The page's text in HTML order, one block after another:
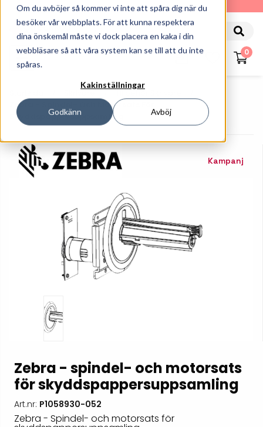
Om du avböjer så kommer vi inte att spåra dig när du
besöker vår webbplats. För att kunna respektera
dina önskemål måste vi dock placera en kaka i din
webbläsare så att våra system kan se till att du inte
spåras.
Kakinställningar
Godkänn Avböj
010-162 61 90
0
Skrivare
Tillbehör Skrivare
Zebra - Spindel- Och Motorsats För
Skyddspappersuppsamling
Kampanj
Zebra - spindel- och motorsats
för skyddspappersuppsamling
Art.nr: P1058930-052
Zebra - Spindel- och motorsats för